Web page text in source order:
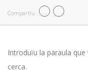
Compartiu
Introduïu la paraula
cerca.